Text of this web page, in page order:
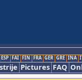
ESP FAI FIN FRA GER GRE INA
Pictures FAQ